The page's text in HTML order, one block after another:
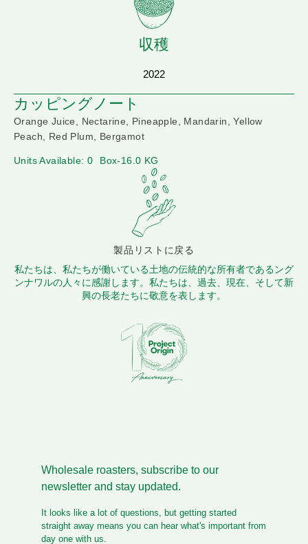
収穫
2022
カッピングノート
Orange Juice, Nectarine, Pineapple, Mandarin, Yellow
Peach, Red Plum, Bergamot
Units Available: 0 Box-16.0 KG
製品リストに戻る
私たちは、私たちが働いている土地の伝統的な所有者であるング
ンナワルの人々に感謝します。私たちは、過去、現在、そして新
興の長老たちに敬意を表します。